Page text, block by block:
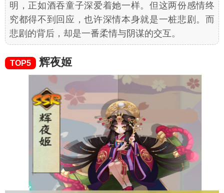
明，正如酒吞童子深爱着她一样。但这两份感情终
究都得不到回应，也许深情本身就是一桩悲剧。而
悲剧的背后，却是一番柔情与阴谋的交互。
TOP5 辉夜姬